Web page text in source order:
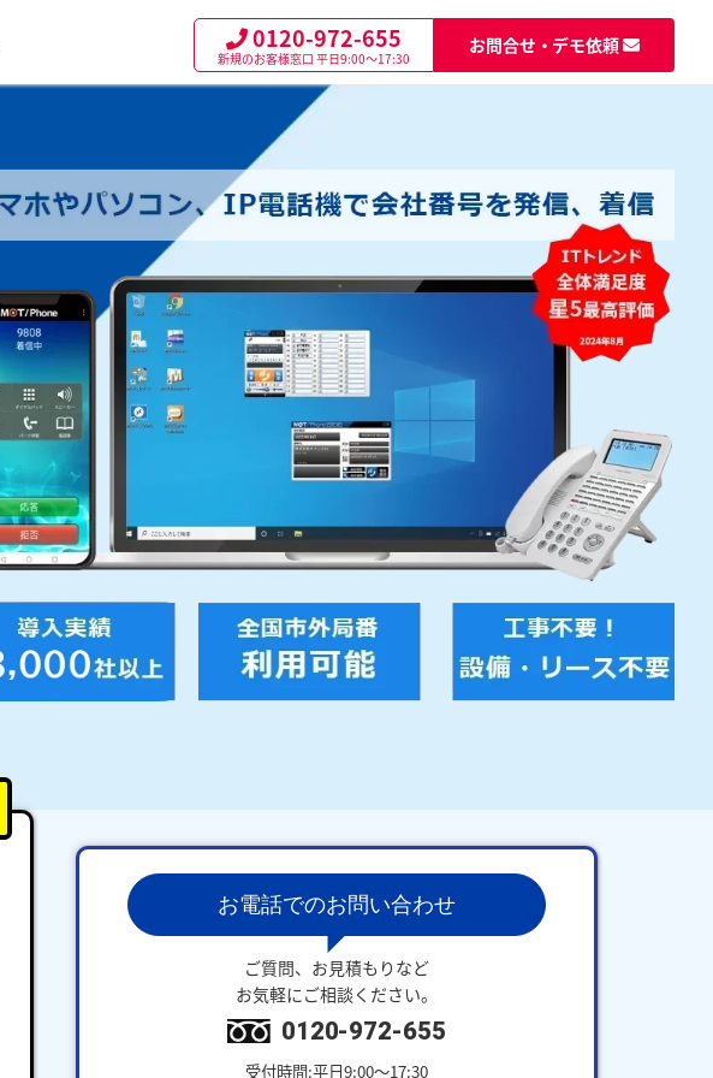
0120-972-655
新規のお客様窓口 平日9:00～17:30
お問合せ・デモ依頼
お電話でのお問い合わせ
ご質問、お見積もりなど
お気軽にご相談ください。
0120-972-655
受付時間:平日9:00～17:30